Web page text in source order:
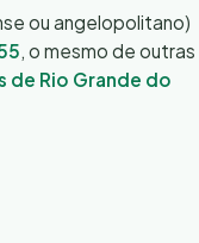
ou angelopolitano)
, o mesmo de outras
de Rio Grande do